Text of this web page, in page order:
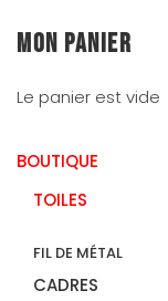
Mon panier
Le panier est vide
BOUTIQUE
TOILES
FIL DE MÉTAL
CADRES